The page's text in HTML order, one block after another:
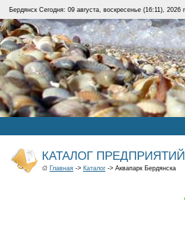
Бердянск Сегодня: 09 августа, воскресенье (16:11), 2026
КАТАЛОГ ПРЕДПРИЯТИЙ
Главная -> Каталог -> Аквапарк Бердянска